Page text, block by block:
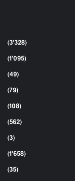
(3٬328)
(1٬095)
(49)
(79)
(108)
(562)
(3)
(1٬658)
(35)